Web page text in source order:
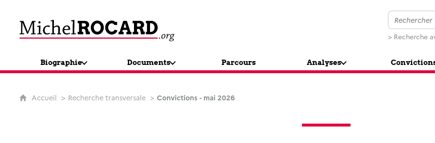
MichelRocard.org
> Recherche
Biographie Documents Parcours Analyses
Accueil Recherche transversale Convictions - mai 2026